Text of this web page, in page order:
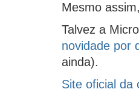
Mesmo
Talvez a
novidade por
ainda).
Site oficial da